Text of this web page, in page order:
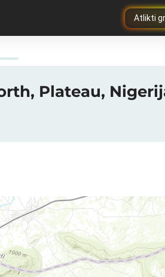
Atlikti
Plateau,